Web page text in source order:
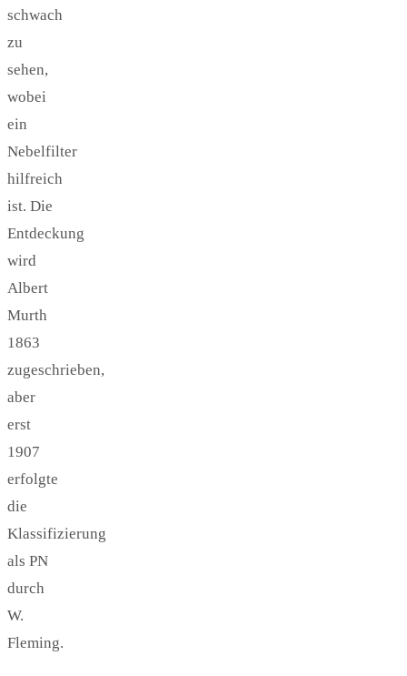
schwach
zu
sehen,
wobei
ein
Nebelfilter
hilfreich
ist. Die
Entdeckung
wird
Albert
Murth
1863
zugeschrieben,
aber
erst
1907
erfolgte
die
Klassifizierung
als PN
durch
W.
Fleming.